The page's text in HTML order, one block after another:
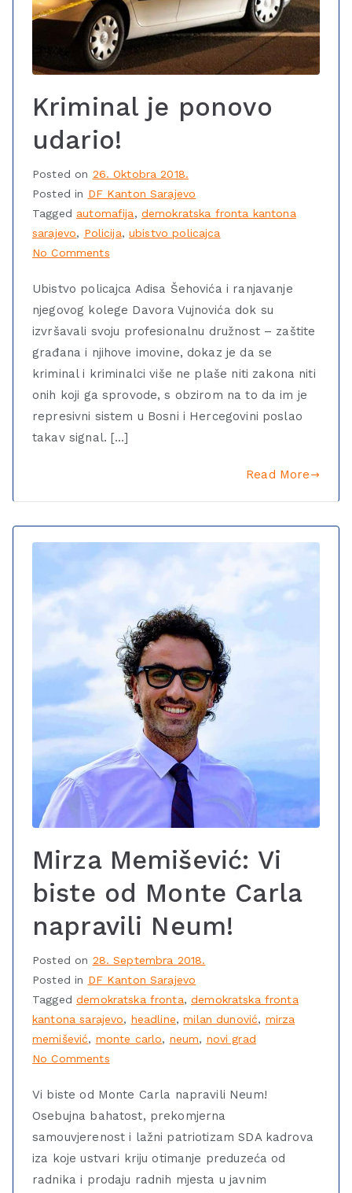
Kriminal je ponovo
udario!
Posted on 26. Oktobra 2018.
Posted in DF Kanton Sarajevo
Tagged automafija, demokratska fronta kantona
sarajevo, Policija,ubistvo policajca
No Comments
Ubistvo policajca Adisa Šehovića i ranjavanje
njegovog kolege Davora Vujnovića dok su
izvršavali svoju profesionalnu družnost – zaštite
građana i njihove imovine, dokaz je da se
kriminal i kriminalci više ne plaše niti zakona niti
onih koji ga sprovode, s obzirom na to da im je
represivni sistem u Bosni i Hercegovini poslao
takav signal. […]
Read More
Mirza Memišević: Vi
biste od Monte Carla
napravili Neum!
Posted on 28. Septembra 2018.
Posted in DF Kanton Sarajevo
Taggeddemokratska fronta,demokratska fronta
kantona sarajevo, headline,milan dunović, mirza
memišević, monte carlo, neum, novi grad
No Comments
Vi biste od Monte Carla napravili Neum!
Osebujna bahatost, prekomjerna
samouvjerenost i lažni patriotizam SDA kadrova
iza koje ustvari kriju otimanje preduzeća od
radnika i prodaju radnih mjesta u javnim